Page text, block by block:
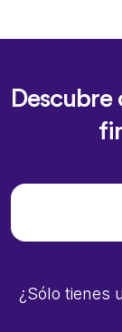
¿Sólo tienes